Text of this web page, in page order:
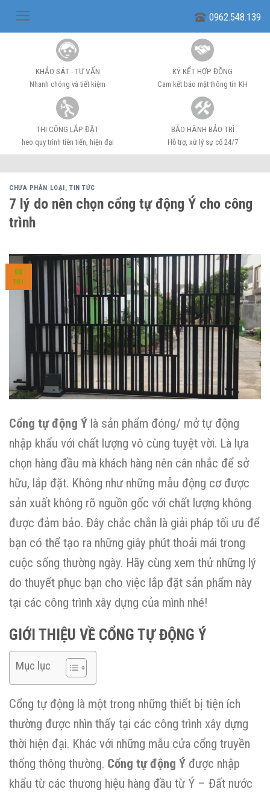
0962.548.139
KHẢO SÁT - TƯ VẤN
Nhanh chóng và tiết kiệm
KÝ KẾT HỢP ĐỒNG
Cam kết bảo mật thông tin KH
THI CÔNG LẮP ĐẶT
heo quy trình tiên tiến, hiện đại
BẢO HÀNH BẢO TRÌ
Hỗ trợ, xử lý sự cố 24/7
CHƯA PHÂN LOẠI, TIN TỨC
7 lý do nên chọn cổng tự động Ý cho công
trình
08
TH1
Cổng tự động Ý là sản phẩm đóng/ mở tự động
nhập khẩu với chất lượng vô cùng tuyệt vời. Là lựa
chọn hàng đầu mà khách hàng nên cân nhắc để sở
hữu, lắp đặt. Không như những mẫu động cơ được
sản xuất không rõ nguồn gốc với chất lượng không
được đảm bảo. Đây chắc chắn là giải pháp tối ưu để
bạn có thể tạo ra những giây phút thoải mái trong
cuộc sống thường ngày. Hãy cùng xem thử những lý
do thuyết phục bạn cho việc lắp đặt sản phẩm này
tại các công trình xây dựng của mình nhé!
GIỚI THIỆU VỀ CỔNG TỰ ĐỘNG Ý
Mục lục
Cổng tự động là một trong những thiết bị tiện ích
thường được nhìn thấy tại các công trình xây dựng
thời hiện đại. Khác với những mẫu cửa cổng truyền
thống thông thường. Cổng tự động Ý được nhập
khẩu từ các thương hiệu hàng đầu từ Ý – Đất nước